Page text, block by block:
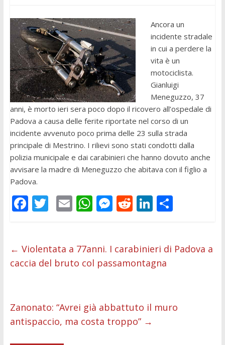
Ancora un
incidente stradale
in cui a perdere la
vita è un
motociclista.
Gianluigi
Meneguzzo, 37
anni, è morto ieri sera poco dopo il ricovero all’ospedale di
Padova a causa delle ferite riportate nel corso di un
incidente avvenuto poco prima delle 23 sulla strada
principale di Mestrino. I rilievi sono stati condotti dalla
polizia municipale e dai carabinieri che hanno dovuto anche
avvisare la madre di Meneguzzo che abitava con il figlio a
Padova.
F
b
o
k
T
er
E
l
W
s
A
p
M
e
n
er
R
di
t
Li
e
dI
C
di
← Violentata a 77anni. I carabinieri di Padova a
caccia del bruto col passamontagna
Zanonato: “Avrei già abbattuto il muro
antispaccio, ma costa troppo” →